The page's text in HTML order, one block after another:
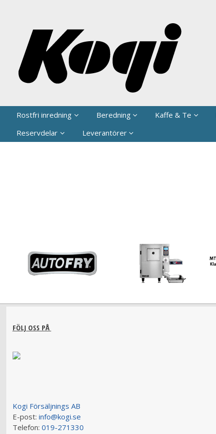
Rostfri inredning Beredning Kaffe & Te
Reservdelar
Leverantörer
FÖLJ OSS PÅ
Kogi Försäljnings AB
E-post: info@kogi.se
Telefon: 019-271330